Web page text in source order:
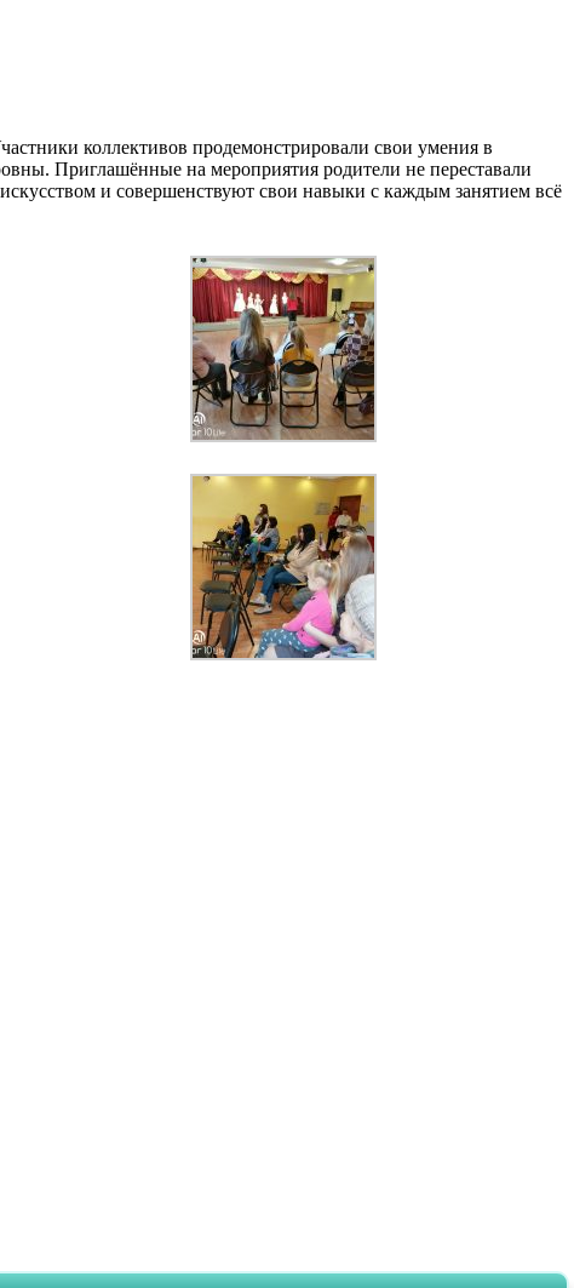
коллективов продемонстрировали свои умения в
Приглашённые на мероприятия родители не переставали
и совершенствуют свои навыки с каждым занятием всё